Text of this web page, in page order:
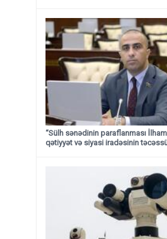
“Sülh sənədinin paraflanması
qətiyyət və siyasi iradəsinin